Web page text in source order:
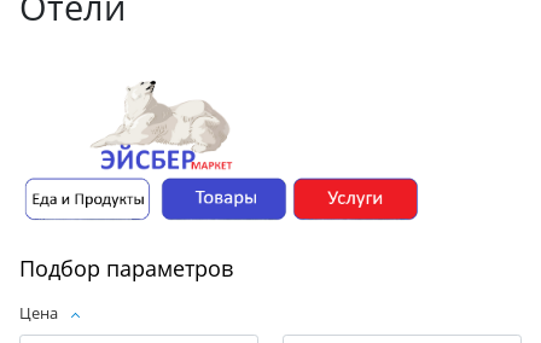
Подбор параметров
Цена